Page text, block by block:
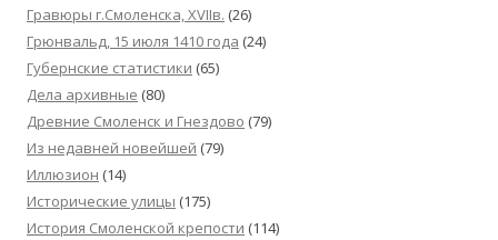
Гравюры г.Смоленска, XVIIв. (26)
Грюнвальд, 15 июля 1410 года (24)
Губернские статистики (65)
Дела архивные (80)
Древние Смоленск и Гнездово (79)
Из недавней новейшей (79)
Иллюзион (14)
Исторические улицы (175)
История Смоленской крепости (114)